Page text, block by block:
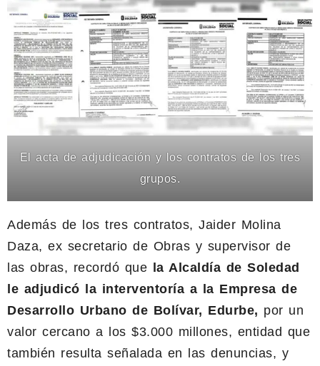
El acta de adjudicación y los contratos de los tres
grupos.
Además de los tres contratos, Jaider Molina
Daza, ex secretario de Obras y supervisor de
las obras, recordó que la Alcaldía de Soledad
le adjudicó la interventoría a la Empresa de
Desarrollo Urbano de Bolívar, Edurbe, por un
valor cercano a los $3.000 millones, entidad que
también resulta señalada en las denuncias, y